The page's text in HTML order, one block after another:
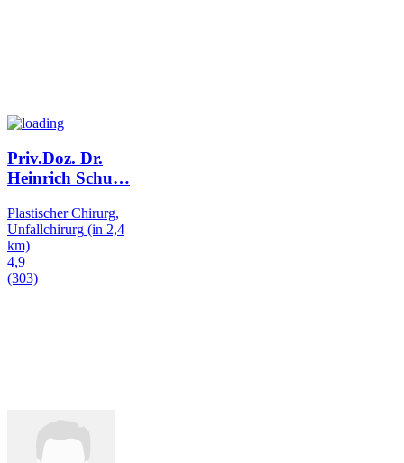
Priv.Doz. Dr.
Heinrich Schu…
Plastischer Chirurg,
Unfallchirurg (in 2,4
km)
4,9
(303)